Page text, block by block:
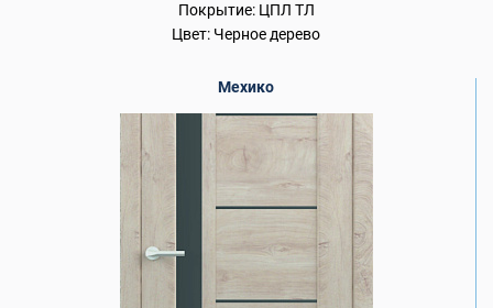
Покрытие: ЦПЛ ТЛ
Цвет: Черное дерево
Мехико